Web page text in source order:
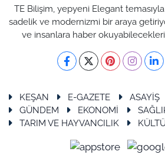
TE Bilişim, yepyeni Elegant
sadelik ve modernizmi bir araya
ve insanlara haber
KEŞAN E-GAZETE ASAYİŞ
GÜNDEM
EKONOMİ
TARIM VE HAYVANCILIK